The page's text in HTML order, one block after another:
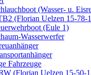
(Wasser- u.
(Florian Uelzen 15-78-
(Eule 1)
Wasserwerfer
Fahrzeuge
(Florian Uelzen 15-50-